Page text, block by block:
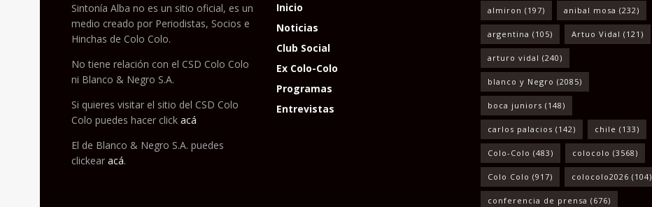
Sintonía Alba no es un sitio oficial, es un
medio creado por Periodistas, Socios e
Hinchas de Colo Colo.
No tiene relación con el CSD Colo Colo
ni Blanco & Negro S.A.
Si quieres visitar el sitio del CSD Colo
Colo puedes hacer click acá
El de Blanco & Negro S.A. puedes
clickear acá.
Inicio
Noticias
Club Social
Ex Colo-Colo
Programas
Entrevistas
almiron (197) anibal mosa (232)
argentina (105) Artuo Vidal (121)
arturo vidal (240)
blanco y Negro (2085)
boca juniors (148)
carlos palacios (142) chile (133)
Colo-Colo (483) colocolo (3568)
Colo Colo (917) colocolo2026 (104)
conferencia de prensa (676)